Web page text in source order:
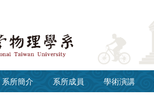
系所簡介 系所成員 學術演講